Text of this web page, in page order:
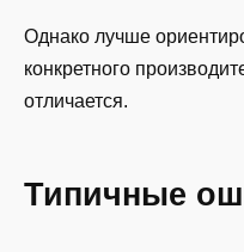
Однако лучше
конкретного
отличается.
Типичные